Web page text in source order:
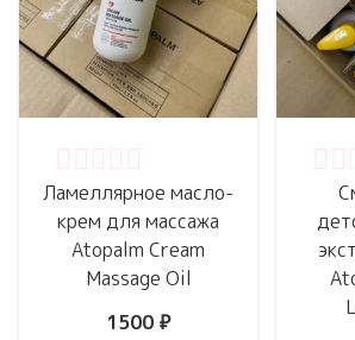
Ламеллярное масло-
крем для массажа
Atopalm Cream
Massage Oil
1500 ₽